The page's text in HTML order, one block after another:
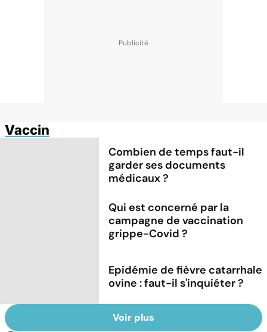
Vaccin
Combien de temps faut-il
garder ses documents
médicaux ?
Qui est concerné par la
campagne de vaccination
grippe-Covid ?
Epidémie de fièvre catarrhale
ovine : faut-il s'inquiéter ?
Voir plus